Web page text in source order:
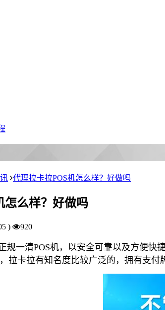
代理拉卡拉POS机怎么样？好做吗
怎么样？好做吗
) 920
规一清POS机，以安全可靠以及方便快
拉卡拉有知名度比较广泛的，拥有支付